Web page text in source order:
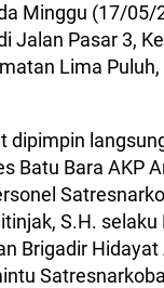
Minggu (17/05/
Jalan Pasar 3,
Lima
dipimpin
Batu Bara AKP
S.H. selaku
Brigadir Hidayat